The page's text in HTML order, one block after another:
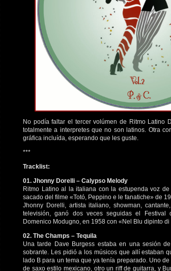
No podía faltar el tercer volúmen de Ritmo Latino
totalmente a interpretes que no son latinos. Otra
gráfica incluída, esperando que les guste.
***
Tracklist:
01. Jhonny Dorelli – Calypso Melody
Ritmo Latino al la italiana con la estupenda voz
sacado del filme «Totó, Peppino e le fanatiche» de
Jhonny Dorelli, artista italiano, showman,
televisión, ganó dos veces seguidas el Festival
Domenico Modugno, en 1958 con «Nel Blu dipinto
02. The Champs – Tequila
Una tarde Dave Burgess estaba en una sesión
sobrante. Les pidió a los músicos que allí estaban
lado B para un tema que ya tenía preparado. Uno
de saxo estilo mexicano, otro un riff de guitarra, y